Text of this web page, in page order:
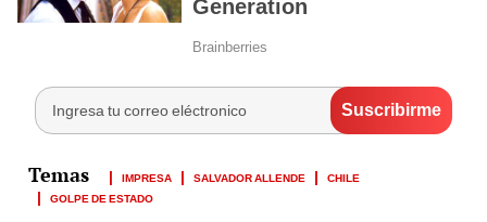
IMPRESA SALVADOR ALLENDE
CHILE
GOLPE DE ESTADO